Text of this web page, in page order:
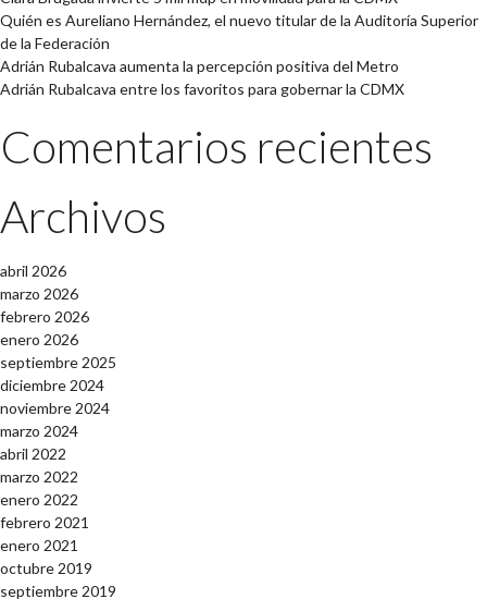
Quién es Aureliano Hernández, el nuevo titular de la Auditoría Superior
de la Federación
Adrián Rubalcava aumenta la percepción positiva del Metro
Adrián Rubalcava entre los favoritos para gobernar la CDMX
Comentarios recientes
Archivos
abril 2026
marzo 2026
febrero 2026
enero 2026
septiembre 2025
diciembre 2024
noviembre 2024
marzo 2024
abril 2022
marzo 2022
enero 2022
febrero 2021
enero 2021
octubre 2019
septiembre 2019